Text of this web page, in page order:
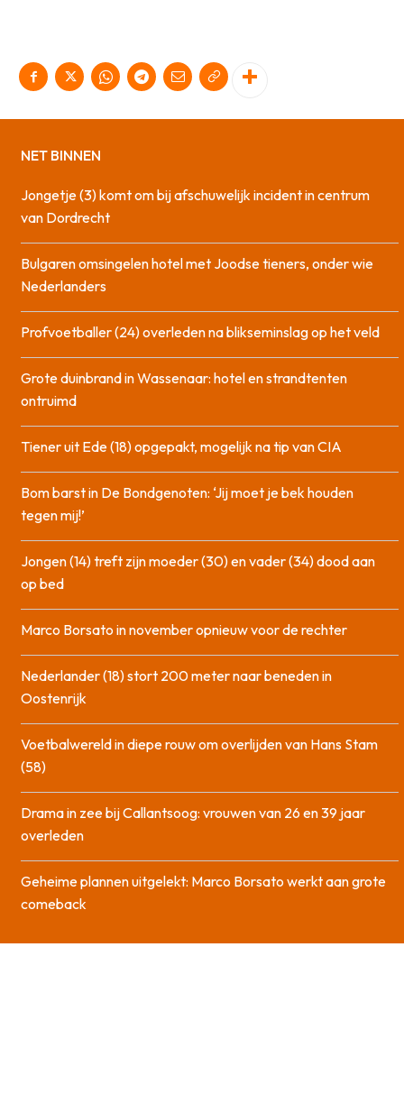
NET BINNEN
Jongetje (3) komt om bij afschuwelijk incident in centrum
van Dordrecht
Bulgaren omsingelen hotel met Joodse tieners, onder wie
Nederlanders
Profvoetballer (24) overleden na blikseminslag op het veld
Grote duinbrand in Wassenaar: hotel en strandtenten
ontruimd
Tiener uit Ede (18) opgepakt, mogelijk na tip van CIA
Bom barst in De Bondgenoten: ‘Jij moet je bek houden
tegen mij!’
Jongen (14) treft zijn moeder (30) en vader (34) dood aan
op bed
Marco Borsato in november opnieuw voor de rechter
Nederlander (18) stort 200 meter naar beneden in
Oostenrijk
Voetbalwereld in diepe rouw om overlijden van Hans Stam
(58)
Drama in zee bij Callantsoog: vrouwen van 26 en 39 jaar
overleden
Geheime plannen uitgelekt: Marco Borsato werkt aan grote
comeback